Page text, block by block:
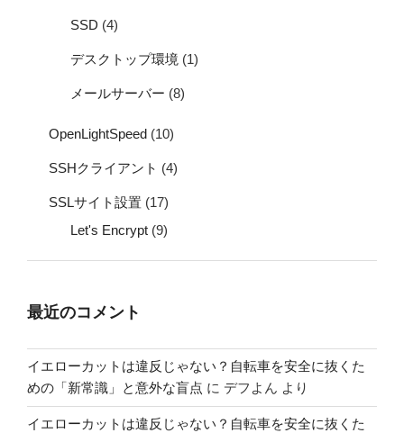
SSD (4)
デスクトップ環境 (1)
メールサーバー (8)
OpenLightSpeed (10)
SSHクライアント (4)
SSLサイト設置 (17)
Let's Encrypt (9)
最近のコメント
イエローカットは違反じゃない？自転車を安全に抜くた
めの「新常識」と意外な盲点 に デフよん より
イエローカットは違反じゃない？自転車を安全に抜くた